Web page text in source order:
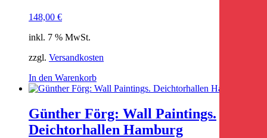
148,00 €
inkl. 7 % MwSt.
zzgl. Versandkosten
In den Warenkorb
Günther Förg: Wall Paintings.
Deichtorhallen Hamburg